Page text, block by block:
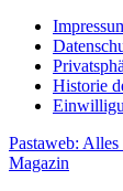
Historie
Pastaweb: Alles
Magazin